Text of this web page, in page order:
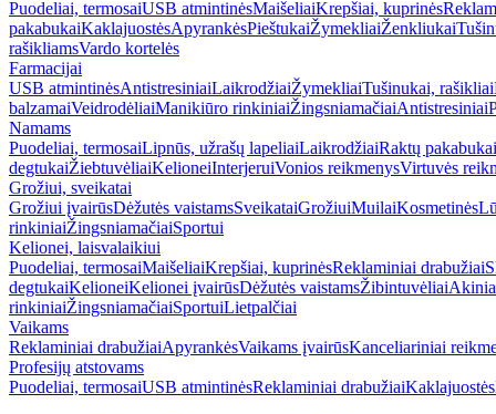
Puodeliai, termosaiUSB atmintinėsMaišeliaiKrepšiai, kuprinės
pakabukaiKaklajuostėsApyrankėsPieštukaiŽymekliaiŽenkliukai
rašikliamsVardo kortelės
Farmacijai
USB atmintinėsAntistresiniaiLaikrodžiaiŽymekliaiTušinukai, rašikliai
balzamaiVeidrodėliaiManikiūro rinkiniaiŽingsniamačiaiAntistresiniai
Namams
Puodeliai, termosaiLipnūs, užrašų lapeliaiLaikrodžiaiRaktų pakabukai
degtukaiŽiebtuvėliaiKelioneiInterjeruiVonios reikmenysVirtuvės
Grožiui, sveikatai
Grožiui įvairūsDėžutės vaistamsSveikataiGrožiuiMuilaiKosmetinės
rinkiniaiŽingsniamačiaiSportui
Kelionei, laisvalaikiui
Puodeliai, termosaiMaišeliaiKrepšiai, kuprinėsReklaminiai drabužiai
degtukaiKelioneiKelionei įvairūsDėžutės vaistamsŽibintuvėliai
rinkiniaiŽingsniamačiaiSportuiLietpalčiai
Vaikams
Reklaminiai drabužiaiApyrankėsVaikams įvairūsKanceliariniai
Profesijų atstovams
Puodeliai, termosaiUSB atmintinėsReklaminiai drabužiaiKaklajuostės